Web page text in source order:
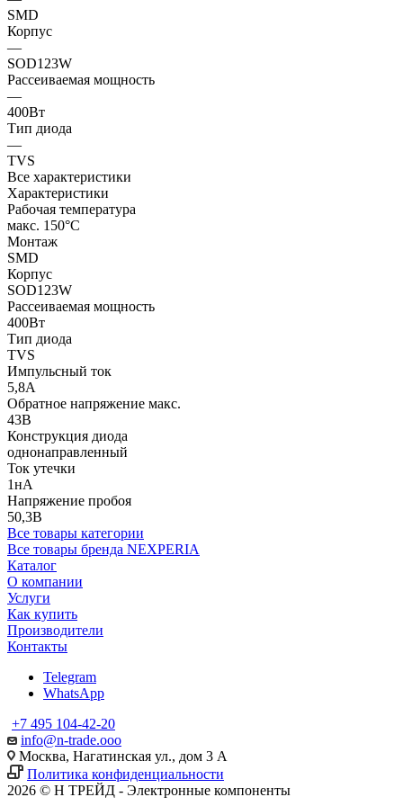
SMD
Корпус
—
SOD123W
Рассеиваемая мощность
—
400Вт
Тип диода
—
TVS
Все характеристики
Характеристики
Рабочая температура
макс. 150°C
Монтаж
SMD
Корпус
SOD123W
Рассеиваемая мощность
400Вт
Тип диода
TVS
Импульсный ток
5,8А
Обратное напряжение макс.
43В
Конструкция диода
однонаправленный
Ток утечки
1нА
Напряжение пробоя
50,3В
Все товары категории
Все товары бренда NEXPERIA
Каталог
О компании
Услуги
Как купить
Производители
Контакты
Telegram
WhatsApp
+7 495 104-42-20
info@n-trade.ooo
Москва, Нагатинская ул., дом 3 А
Политика конфиденциальности
2026 © Н ТРЕЙД - Электронные компоненты